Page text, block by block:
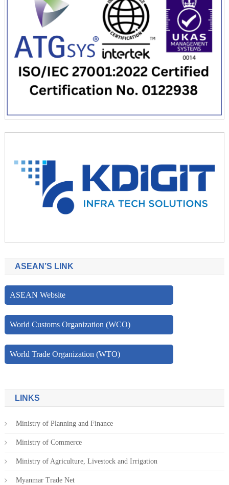
ASEAN’S LINK
ASEAN Website
World Customs Organization (WCO)
World Trade Organization (WTO)
LINKS
Ministry of Planning and Finance
Ministry of Commerce
Ministry of Agriculture, Livestock and Irrigation
Myanmar Trade Net